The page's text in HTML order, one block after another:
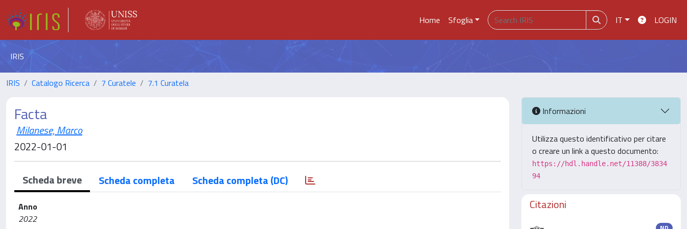
Home Sfoglia IT LOGIN
IRIS
IRIS Catalogo Ricerca 7 Curatele 7.1 Curatela
Facta
Milanese, Marco
2022-01-01
Scheda breve Scheda completa Scheda completa (DC)
Anno
2022
Informazioni
Utilizza questo identificativo per citare
o creare un link a questo documento:
https://hdl.handle.net/11388/3834
94
Citazioni